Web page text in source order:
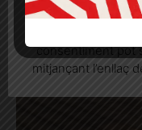
seu
consentiment pot
mitjançant l’enllaç